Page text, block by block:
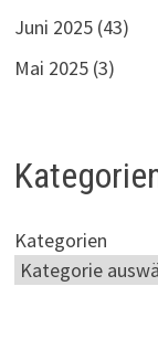
Juni 2025 (43)
Mai 2025 (3)
Kategorien